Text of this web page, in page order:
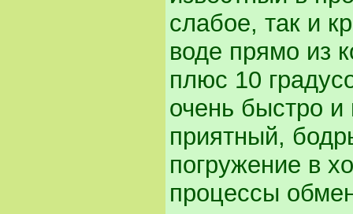
слабое, так и
воде прямо из
плюс 10
очень быстро и
приятный,
погружение в
процессы